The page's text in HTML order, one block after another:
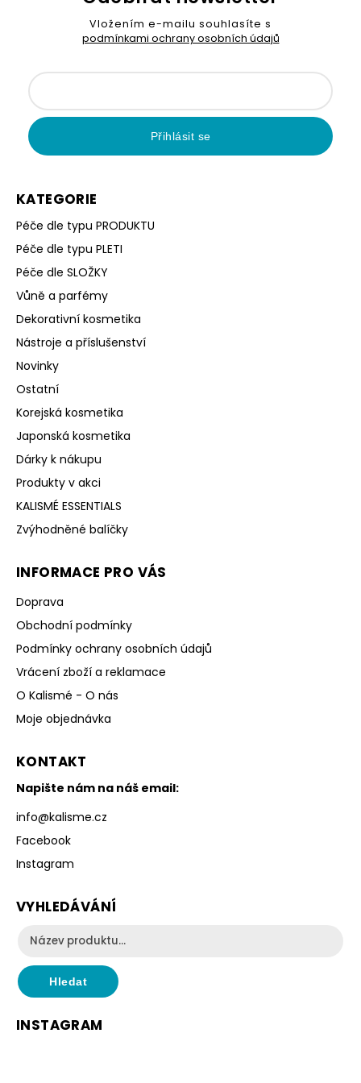
KATEGORIE
Péče dle typu PRODUKTU
Péče dle typu PLETI
Péče dle SLOŽKY
Vůně a parfémy
Dekorativní kosmetika
Nástroje a příslušenství
Novinky
Ostatní
Korejská kosmetika
Japonská kosmetika
Dárky k nákupu
Produkty v akci
KALISMÉ ESSENTIALS
Zvýhodněné balíčky
INFORMACE PRO VÁS
Doprava
Obchodní podmínky
Podmínky ochrany osobních údajů
Vrácení zboží a reklamace
O Kalismé - O nás
Moje objednávka
KONTAKT
Napište nám na náš email:
info@kalisme.cz
Facebook
Instagram
VYHLEDÁVÁNÍ
Hledat
Vložením e-mailu souhlasíte s
podmínkami ochrany osobních údajů
Přihlásit se
INSTAGRAM